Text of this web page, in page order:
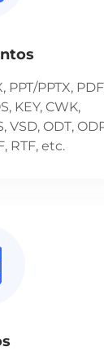
PPT/PPTX,
KEY, CWK,
VSD, ODT,
RTF, etc.